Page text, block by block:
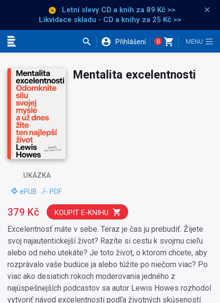
Letní slevy CD a knih za 89 Kč >>
Likvidace skladu - CD a knihy za 25 Kč >>
×
Přihlášení 0
UKÁZKA
ePUB PDF
Mentalita excelentnosti
Excelentnosť máte v sebe. Teraz je čas ju prebudiť. Žijete
svoj najautentickejší život? Razíte si cestu k svojmu cieľu
alebo od neho utekáte? Je toto život, o ktorom chcete, aby
rozprávalo vaše budúce ja alebo túžite po niečom viac? Po
viac ako desiatich rokoch moderovania jedného z
najúspešnejších podcastov sa autor Lewis Howes rozhodol
vytvoriť návod excelentnosti podľa životných skúseností
379 Kč KOUPIT E-KNIHU